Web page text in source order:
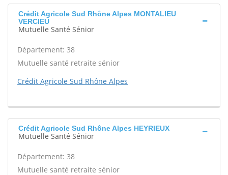
Crédit Agricole Sud Rhône Alpes MONTALIEU
VERCIEU
Mutuelle Santé Sénior
Département: 38
Mutuelle santé retraite sénior
Crédit Agricole Sud Rhône Alpes
Crédit Agricole Sud Rhône Alpes HEYRIEUX
Mutuelle Santé Sénior
Département: 38
Mutuelle santé retraite sénior